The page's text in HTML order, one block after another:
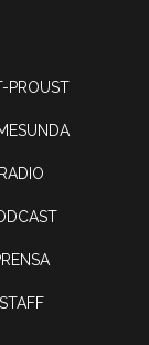
PROUST
RADIO
STAFF